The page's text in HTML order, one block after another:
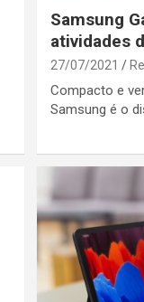
Samsung
atividades
27/07/2021
Compacto e
Samsung é o